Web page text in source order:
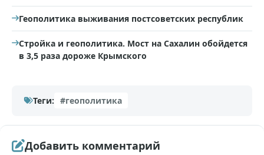
Геополитика выживания постсоветских республик
Стройка и геополитика. Мост на Сахалин обойдется
в 3,5 раза дороже Крымского
Теги: #геополитика
Добавить комментарий